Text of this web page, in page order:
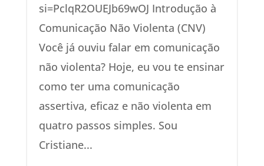
si=PclqR2OUEJb69wOJ Introdução à
Comunicação Não Violenta (CNV)
Você já ouviu falar em comunicação
não violenta? Hoje, eu vou te ensinar
como ter uma comunicação
assertiva, eficaz e não violenta em
quatro passos simples. Sou
Cristiane...